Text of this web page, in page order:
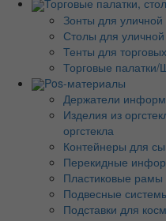
Торговые палатки,
Зонты для
Столы для уличной
Тенты для
Торговые
Pos-материалы
Держатели
Изделия из
оргстекла
Контейнеры для
Перекидные
Пластиковые рамы
Подвесные
Подставки для